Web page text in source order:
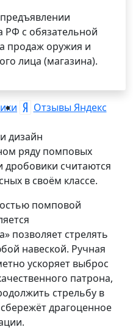
РФ с обязательной
продаж оружия и
лица (магазина).
Отзывы Яндекс
дизайн
ряду помповых
дробовики считаются
в своём классе.
помповой
позволяет стрелять
навеской. Ручная
ускоряет выброс
патрона,
стрельбу в
драгоценное